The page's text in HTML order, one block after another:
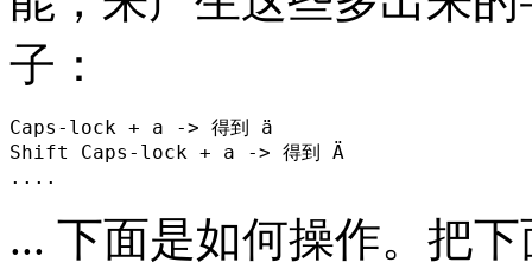
子：
Caps-lock + a -> 得到 ä
Shift Caps-lock + a -> 得到 Ä
... 下面是如何操作。把